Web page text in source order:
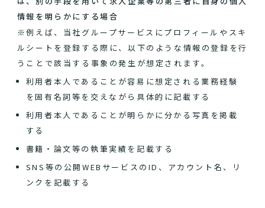
情報を明らかにする場合
※例えば、当社グループサービスにプロフィールやスキ
ルシートを登録する際に、以下のような情報の登録を行
うことで該当する事象の発生が想定されます。
利用者本人であることが容易に想定される業務経験
を固有名詞等を交えながら具体的に記載する
利用者本人であることが明らかに分かる写真を掲載
する
書籍・論文等の執筆実績を記載する
SNS等の公開WEBサービスのID、アカウント名、リ
ンクを記載する